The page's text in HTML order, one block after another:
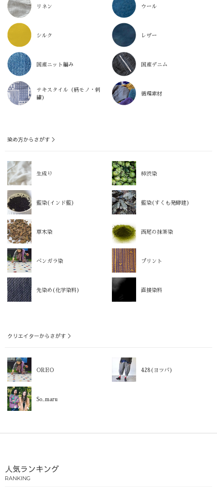
リネン ウール
シルク レザー
国産ニット編み 国産デニム
テキスタイル（柄モノ・刺
繍）
循環素材
染め方からさがす ＞
生成り 柿渋染
藍染(インド藍) 藍染(すくも発酵建)
草木染 西尾の抹茶染
ベンガラ染 プリント
先染め(化学染料) 直接染料
クリエイターからさがす ＞
OREO 428(ヨツバ)
So_maru
人気ランキング
RANKING